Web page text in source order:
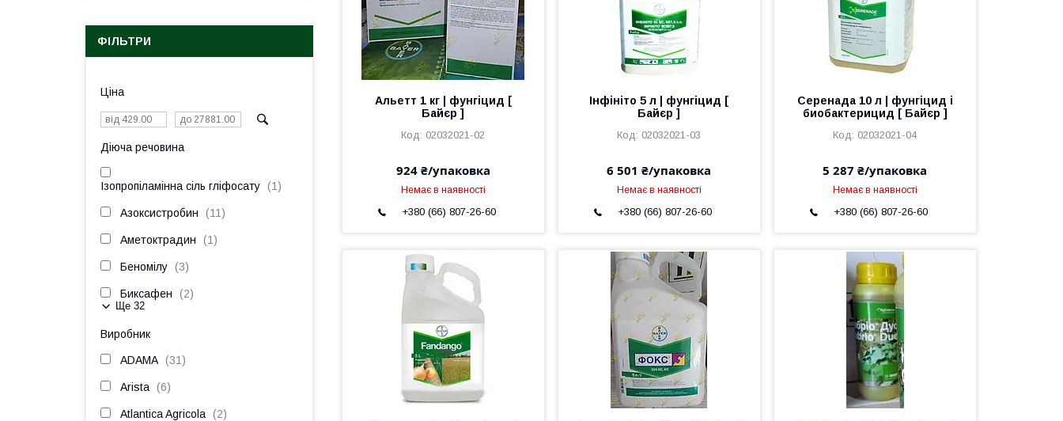
Альетт 1 кг | фунгіцид [
Байєр ]
02032021-02
924 ₴/упаковка
Немає в наявності
+380 (66) 807-26-60
Інфініто 5 л | фунгіцид [
Байєр ]
02032021-03
6 501 ₴/упаковка
Немає в наявності
+380 (66) 807-26-60
Серенада 10 л | фунгіцид і
биобактерицид [ Байєр ]
02032021-04
5 287 ₴/упаковка
Немає в наявності
+380 (66) 807-26-60
ФІЛЬТРИ
Ціна
Діюча речовина
Ізопропіламінна сіль гліфосату 1
Азоксистробин 11
Аметоктрадин 1
Беномілу 3
Биксафен 2
Ще 32
Виробник
ADAMA 31
Arista 6
Atlantica Agricola 2